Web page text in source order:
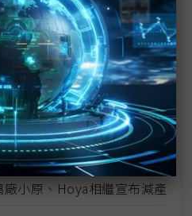
日 助防範核災擴大
無顯著影響
：日本核電廠情況仍非
小原、Hoya相繼宣布減產